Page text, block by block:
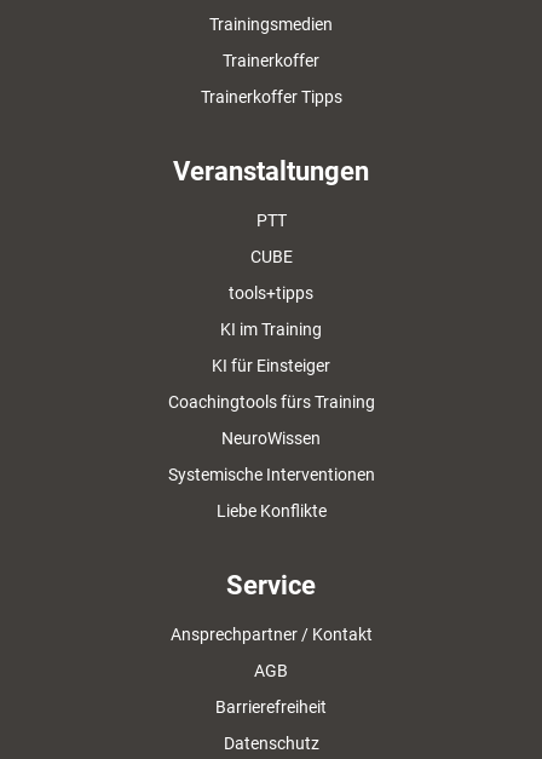
Trainingsmedien
Trainerkoffer
Trainerkoffer Tipps
Veranstaltungen
PTT
CUBE
tools+tipps
KI im Training
KI für Einsteiger
Coachingtools fürs Training
NeuroWissen
Systemische Interventionen
Liebe Konflikte
Service
Ansprechpartner / Kontakt
AGB
Barrierefreiheit
Datenschutz